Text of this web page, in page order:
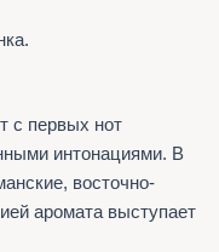
с первых нот
интонациями. В
восточно-
аромата выступает